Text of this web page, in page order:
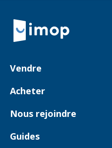
Retour à la navigation principale
Vendre
Comment ça marche ?
Acheter
Biens en vente
Nous rejoindre
Devenir Conseiller
Guides